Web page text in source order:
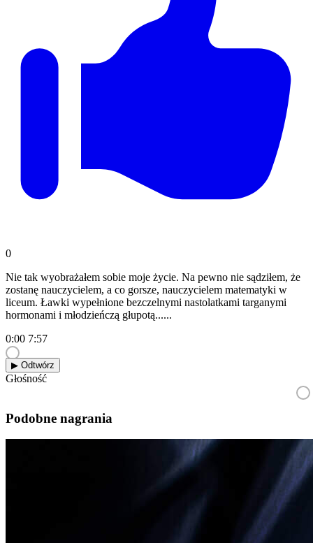
0
Nie tak wyobrażałem sobie moje życie. Na pewno nie sądziłem, że
zostanę nauczycielem, a co gorsze, nauczycielem matematyki w
liceum. Ławki wypełnione bezczelnymi nastolatkami targanymi
hormonami i młodzieńczą głupotą......
0:00 7:57
▶︎ Odtwórz
Głośność
Podobne nagrania